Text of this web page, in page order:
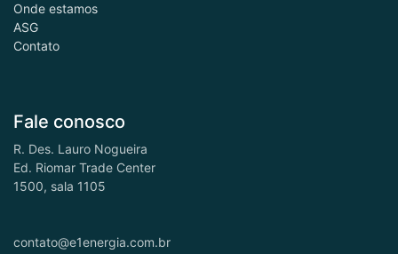
Onde estamos
ASG
Contato
Fale conosco
R. Des. Lauro Nogueira
Ed. Riomar Trade Center
1500, sala 1105
contato@e1energia.com.br